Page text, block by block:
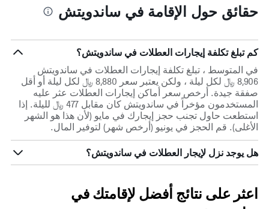
حقائق حول الإقامة في ساندويتش
كم تبلغ تكلفة إيجارات العطلات في ساندويتش؟
في المتوسط ، تبلغ تكلفة إيجارات العطلات في ساندويتش
8,906 ﷼ لكل ليلة ، ولكن يعتبر سعر 8,880 ﷼ لكل ليلة أو أقل
صفقة جيدة. أرخص سعر أماكن إيجارات العطلات عثر عليه
المستخدمون مؤخراً في ساندويتش كان مقابل 477 ﷼ لليلة. إذا
استطعت حاول تجنب حجز إيجارك في مايو (لأن هذا هو الشهر
الأغلى). قم الحجز في يونيو (أرخص شهر) لتوفير المال.
هل يوجد نزل لإيجار العطلات في ساندويتش؟
اعثر على نتائج أفضل لإقامتك في